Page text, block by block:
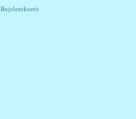
Bejelentkezés